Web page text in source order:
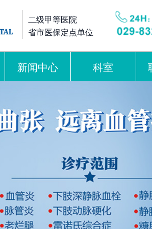
二级甲等医院
省市医保定点单位
新闻中心 科室